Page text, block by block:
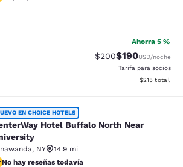
Ahorra 5 %
Precio tachado:
$200Precio con
$190USD/noche
Tarifa para socios
Ver detalles
$215 total
Hotel Buffalo North
EN CHOICE HOTELS
Hotel Buffalo North Near
, NY
14.9 mi
hay reseñas todavía
No hay reseñas todavía